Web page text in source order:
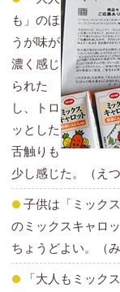
も」のほ
うが味が
濃く感じ
られた
し、トロ
ッとした
舌触りも
少し感じた。（えつ
子供は「ミック
のミックスキャロ
ちょうどよい。（
「大人もミック